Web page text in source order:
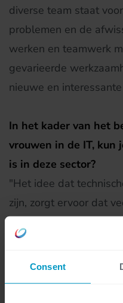
Consent
diverse team staat
problemen en de
werken en teamwerk
gevarieerde
nieuwe en
In het kader van het
vrouwen in de IT, kun
is in deze sector?
"Het idee dat
zijn, zorgt ervoor dat
zijn in deze sector.
Ik geloof dat we door
talent missen.
vrouw in de IT niet